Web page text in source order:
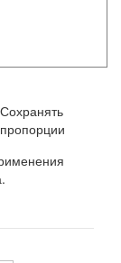
Сохранять
пропорции